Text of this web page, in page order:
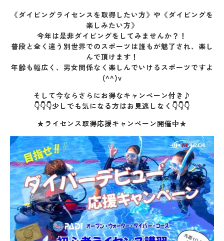
《ダイビングライセンスを取得したい方》や《ダイビングを
楽しみたい方》
今年は是非ダイビングをしてみませんか？！
普段と全く違う別世界でのスポーツは誰もが魅了され、楽し
んで頂けます！
年齢も幅広く、男女関係なく楽しんでいけるスポーツですよ
(^^)v
そして今ならさらにお得なキャンペーン付き♪
👇👇👇少しでも気になる方はお見逃しなく👇👇👇
★ライセンス取得応援キャンペーン開催中★